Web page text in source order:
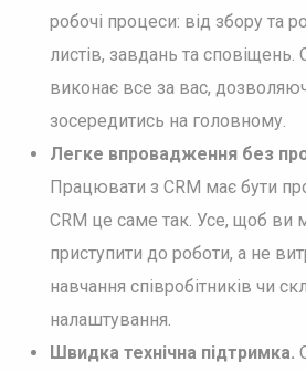
робочі процеси: від збору та
листів, завдань та сповіщень.
виконає все за вас,
зосередитись на головному.
Легке впровадження без
Працювати з CRM має бути
CRM це саме так. Усе, щоб ви
приступити до роботи, а не
навчання співробітників чи
налаштування.
Швидка технічна підтримка.